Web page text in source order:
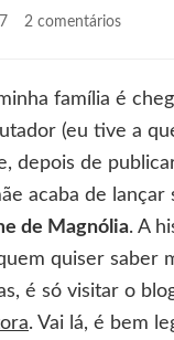
2 comentáriosem
sangue
família é
(eu tive a
depois de
acaba de lançar
de Magnólia. A
quiser saber
é só visitar o
. Vai lá, é bem